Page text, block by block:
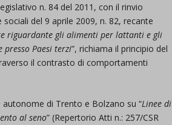
n. 84 del 2011, con il rinvio
del 9 aprile 2009, n. 82, recante
riguardante gli alimenti per lattanti e gli
Paesi terzi”, richiama il principio del
il contrasto di comportamenti
autonome di Trento e Bolzano su “Linee di
al seno” (Repertorio Atti n.: 257/CSR